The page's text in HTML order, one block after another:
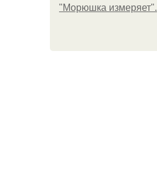
"Морюшка измеряет".